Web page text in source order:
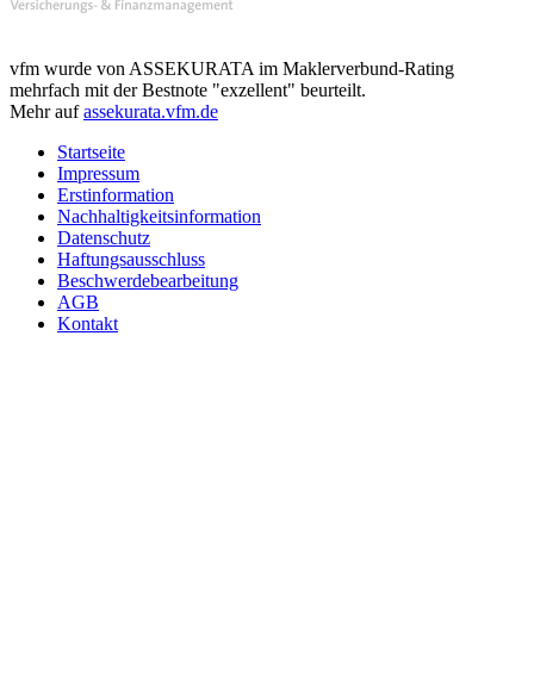
vfm wurde von ASSEKURATA im Maklerverbund-Rating
mehrfach mit der Bestnote "exzellent" beurteilt.
Mehr aufassekurata.vfm.de
Startseite
Impressum
Erstinformation
Nachhaltigkeitsinformation
Datenschutz
Haftungsausschluss
Beschwerdebearbeitung
AGB
Kontakt